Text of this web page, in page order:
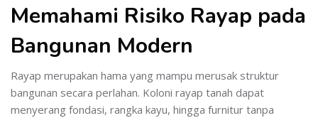
Memahami Risiko Rayap pada
Bangunan Modern
Rayap merupakan hama yang mampu merusak struktur
bangunan secara perlahan. Koloni rayap tanah dapat
menyerang fondasi, rangka kayu, hingga furnitur tanpa